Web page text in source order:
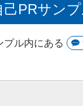
己PRサン
プル内にある